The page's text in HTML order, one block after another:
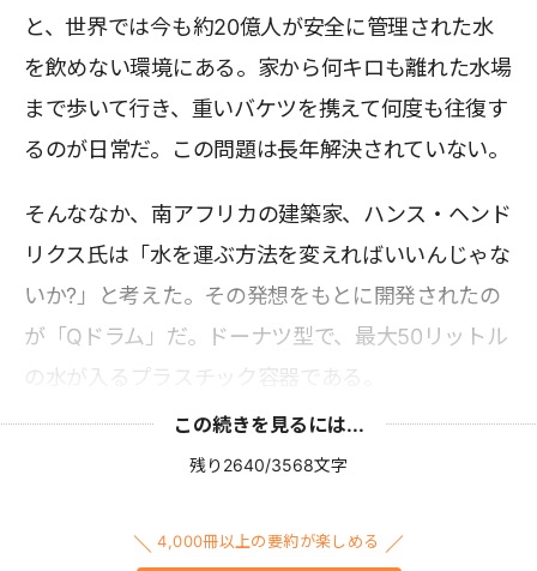
と、世界では今も約20億人が安全に管理された水
を飲めない環境にある。家から何キロも離れた水場
まで歩いて行き、重いバケツを携えて何度も往復す
るのが日常だ。この問題は長年解決されていない。
そんななか、南アフリカの建築家、ハンス・ヘンド
リクス氏は「水を運ぶ方法を変えればいいんじゃな
いか?」と考えた。その発想をもとに開発されたの
が「Qドラム」だ。ドーナツ型で、最大50リットル
の水が入るプラスチック容器である。
この続きを見るには...
残り2640/3568文字
4,000冊以上の要約が楽しめる